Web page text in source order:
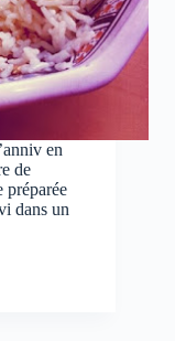
en
de
préparée
dans un